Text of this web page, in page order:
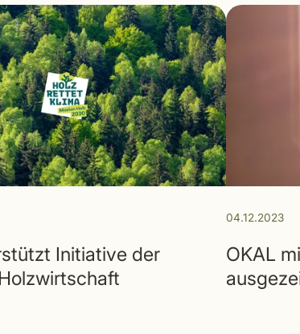
Initiative der
04.12.2023
OKAL